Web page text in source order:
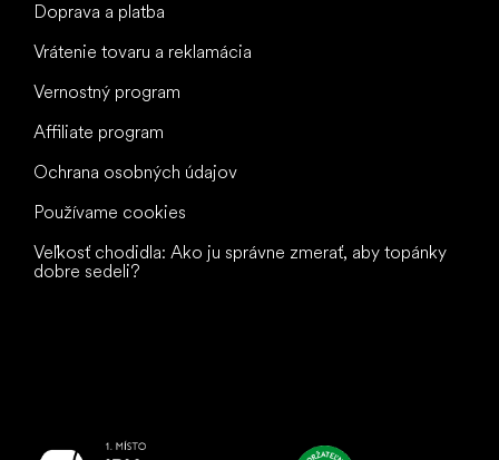
Doprava a platba
Vrátenie tovaru a reklamácia
Vernostný program
Affiliate program
Ochrana osobných údajov
Používame cookies
Veľkosť chodidla: Ako ju správne zmerať, aby topánky
dobre sedeli?